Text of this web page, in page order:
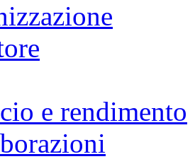
e rendimento